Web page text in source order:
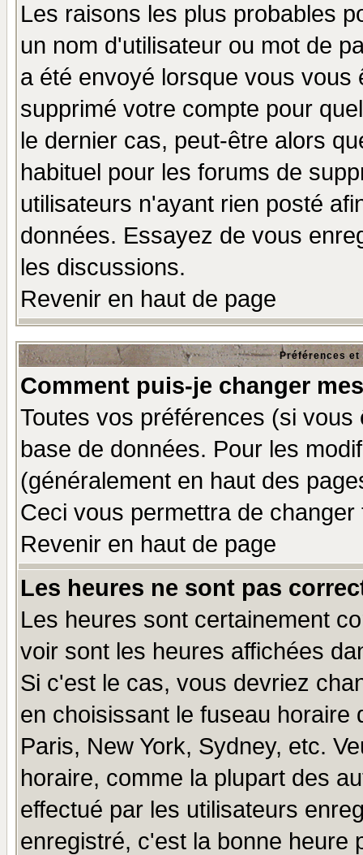
Les raisons les plus probables
un nom d'utilisateur ou mot de
a été envoyé lorsque vous
supprimé votre compte pour
le dernier cas, peut-être alors
habituel pour les forums de
utilisateurs n'ayant rien posté
données. Essayez de vous
les discussions.
Revenir en haut de page
Préférences
Comment puis-je changer
Toutes vos préférences (si
base de données. Pour les
(généralement en haut des
Ceci vous permettra de
Revenir en haut de page
Les heures ne sont pas
Les heures sont certainement
voir sont les heures affichées
Si c'est le cas, vous devriez
en choisissant le fuseau
Paris, New York, Sydney, etc.
horaire, comme la plupart des
effectué par les utilisateurs
enregistré, c'est la bonne heure